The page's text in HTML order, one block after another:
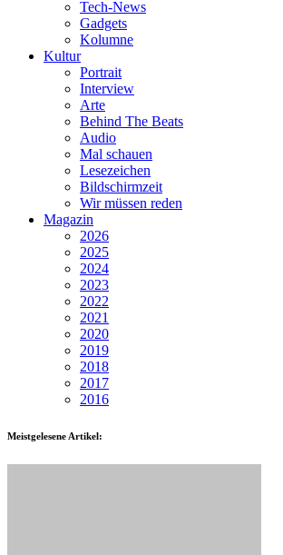
Tech-News
Gadgets
Kolumne
Kultur
Portrait
Interview
Arte
Behind The Beats
Audio
Mal schauen
Lesezeichen
Bildschirmzeit
Wir müssen reden
Magazin
2026
2025
2024
2023
2022
2021
2020
2019
2018
2017
2016
Meistgelesene Artikel: